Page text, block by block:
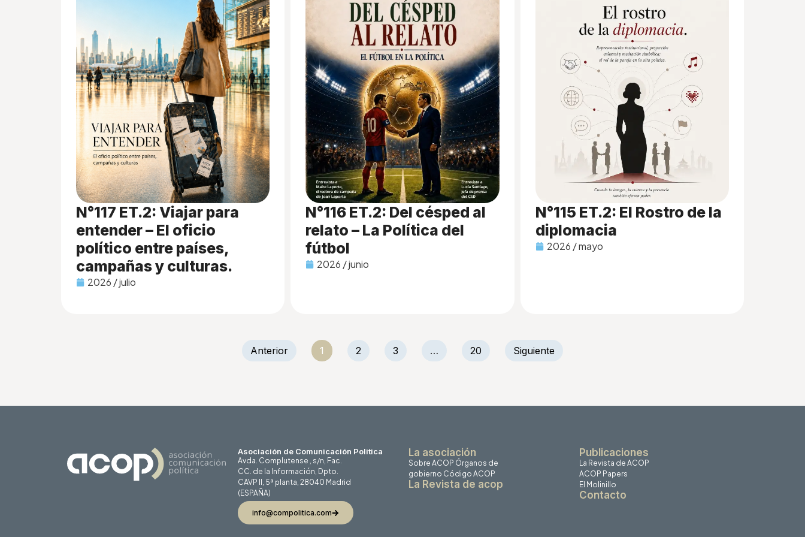
N°117 ET.2: Viajar para
entender – El oficio
político entre países,
campañas y culturas.
2026 / julio
N°116 ET.2: Del césped al
relato – La Política del
fútbol
2026 / junio
N°115 ET.2: El Rostro de la
diplomacia
2026 / mayo
Anterior 1 2 3 … 20 Siguiente
Asociación de Comunicación Politica
Avda. Complutense , s/n, Fac.
CC. de la Información, Dpto.
CAVP II, 5ª planta, 28040 Madrid
(ESPAÑA)
info@compolitica.com
La asociación
Sobre ACOP Órganos de
gobierno Código ACOP
La Revista de acop
Publicaciones
La Revista de ACOP
ACOP Papers
El Molinillo
Contacto